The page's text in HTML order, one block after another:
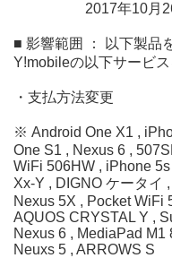
2017年10月26日
■ 影響範囲 ： 以下製品
Y!mobileの以下サービ
・支払方法変更
※ Android One X1 ,
One S1 , Nexus 6 ,
WiFi 506HW , iPhone
Xx-Y , DIGNO ケータイ
Nexus 5X , Pocket WiFi
AQUOS CRYSTAL Y ,
Nexus 6 , MediaPad M1
Neuxs 5 , ARROWS S